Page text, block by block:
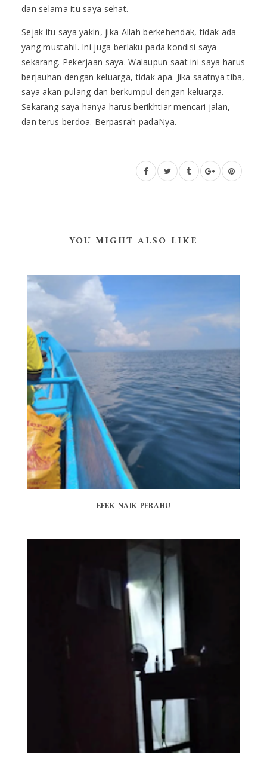
dan selama itu saya sehat.
Sejak itu saya yakin, jika Allah berkehendak, tidak ada
yang mustahil. Ini juga berlaku pada kondisi saya
sekarang. Pekerjaan saya. Walaupun saat ini saya harus
berjauhan dengan keluarga, tidak apa. Jika saatnya tiba,
saya akan pulang dan berkumpul dengan keluarga.
Sekarang saya hanya harus berikhtiar mencari jalan,
dan terus berdoa. Berpasrah padaNya.
YOU MIGHT ALSO LIKE
EFEK NAIK PERAHU